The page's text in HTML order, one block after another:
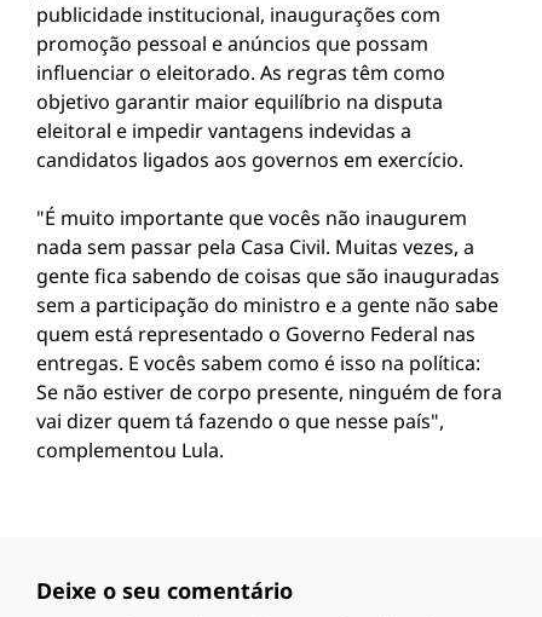
publicidade institucional, inaugurações com
promoção pessoal e anúncios que possam
influenciar o eleitorado. As regras têm como
objetivo garantir maior equilíbrio na disputa
eleitoral e impedir vantagens indevidas a
candidatos ligados aos governos em exercício.
"É muito importante que vocês não inaugurem
nada sem passar pela Casa Civil. Muitas vezes, a
gente fica sabendo de coisas que são inauguradas
sem a participação do ministro e a gente não sabe
quem está representado o Governo Federal nas
entregas. E vocês sabem como é isso na política:
Se não estiver de corpo presente, ninguém de fora
vai dizer quem tá fazendo o que nesse país",
complementou Lula.
Deixe o seu comentário